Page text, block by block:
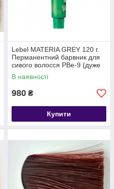
Lebel MATERIA GREY 120 г.
Перманентний барвник для
сивого волосся PBe-9 (дуже
світлий блондин рожево-
бежевий)
В наявності
980 ₴
Купити